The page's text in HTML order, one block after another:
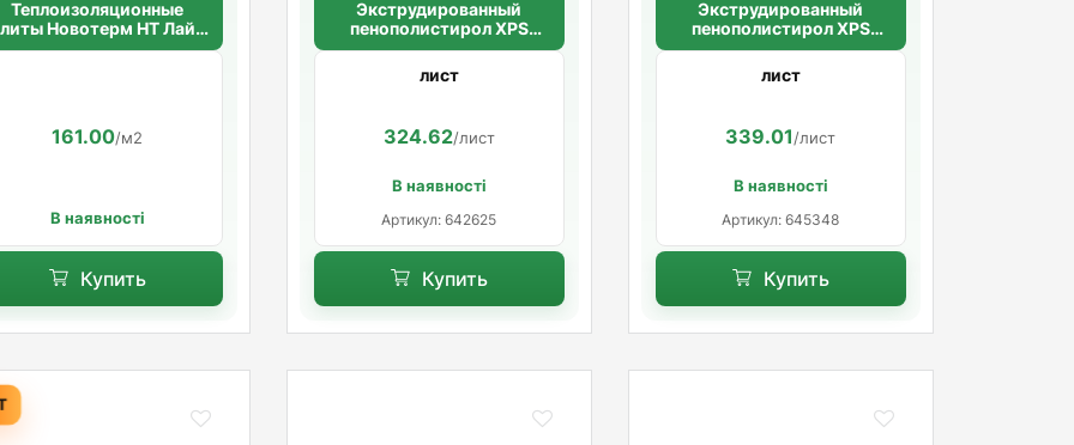
Теплоизоляционные
Новотерм НТ Лайт
45 100мм.(45кг/м3)
161.00/м2
В наявності
Купить
Экструдированный
пенополистирол XPS
CARBON PROF RF
уп.) (8шт/уп.)
лист
324.62/лист
В наявності
Артикул: 642625
Купить
Экструдированный
пенополистирол XPS
CARBON PROF RF
уп.) (8шт/уп.)
лист
339.01/лист
В наявності
Артикул: 645348
Купить